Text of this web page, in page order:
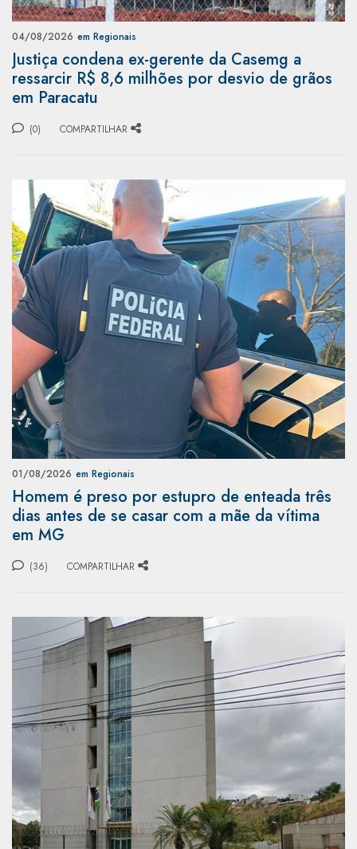
04/08/2026 em Regionais
Justiça condena ex-gerente da Casemg a
ressarcir R$ 8,6 milhões por desvio de grãos
em Paracatu
(0) COMPARTILHAR
01/08/2026 em Regionais
Homem é preso por estupro de enteada três
dias antes de se casar com a mãe da vítima
em MG
(36) COMPARTILHAR